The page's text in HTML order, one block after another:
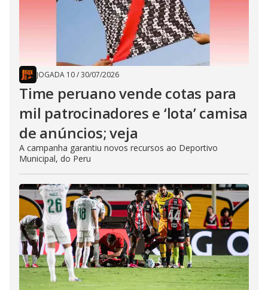
JOGADA 10/30/07/2026
Time peruano vende cotas para
mil patrocinadores e ‘lota’ camisa
de anúncios; veja
A campanha garantiu novos recursos ao Deportivo
Municipal, do Peru